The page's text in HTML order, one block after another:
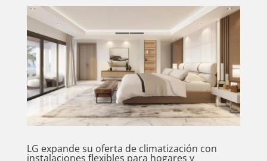
LG expande su oferta de climatización con
instalaciones flexibles para hogares y